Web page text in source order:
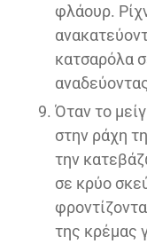
φλάουρ.
κατσαρόλα
Όταν το
στην ράχη
την
σε κρύο
της κρέμας